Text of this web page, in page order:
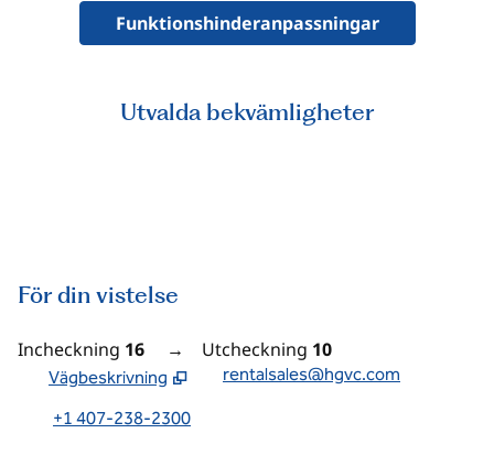
Funktionshinderanpassningar
Utvalda bekvämligheter
FAMILJER OCH BARN
För din vistelse
Incheckning 16 → Utcheckning 10
Vägbeskrivning
Öppnar ny flik
rentalsales@hgvc.com
+1 407-238-2300